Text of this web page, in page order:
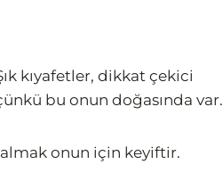
kıyafetler, dikkat çekici
bu onun doğasında var.
onun için keyiftir.